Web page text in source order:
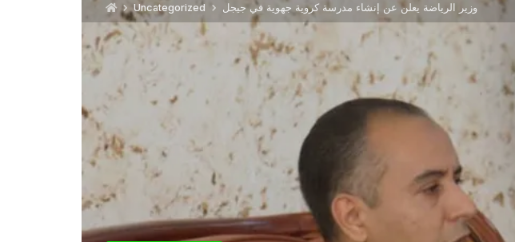
Uncategorized وزير الرياضة يعلن عن إنشاء مدرسة كروية جهوية في جيجل